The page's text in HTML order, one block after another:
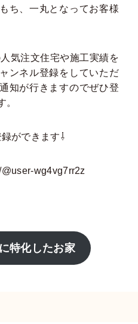
ち、一丸となってお客様
気注⽂住宅や施⼯実績を
ンネル登録をしていただ
知が⾏きますのでぜひ登
。
ができます⇩
wg4vg7rr2z
特化したお家